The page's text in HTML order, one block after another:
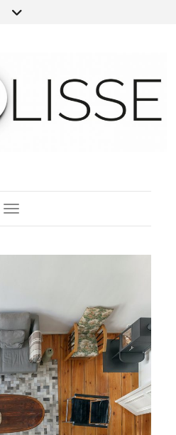
Toggle Navigation